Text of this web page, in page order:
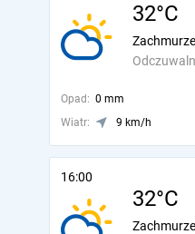
32°C
Opad: 0 mm
Wiatr:
9 km/h
16:00
32°C